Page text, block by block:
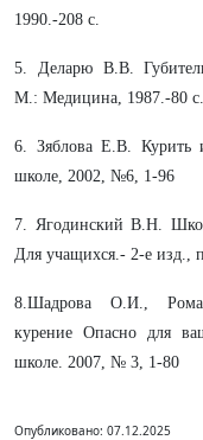
1990.-208 с.
5. Деларю В.В.
М.: Медицина, 1987.-80
6. Зяблова Е.В. Курить
школе, 2002, №6, 1-96
7. Ягодинский В.Н.
Для учащихся.- 2-е изд.,
8.Шадрова О.И.,
курениеОпасно для
школе. 2007, № 3, 1-80
Опубликовано: 07.12.2025